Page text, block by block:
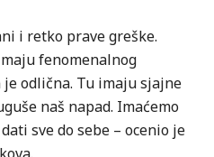
i retko prave greške.
fenomenalnog
odlična. Tu imaju sjajne
naš napad. Imaćemo
sve do sebe – ocenio je